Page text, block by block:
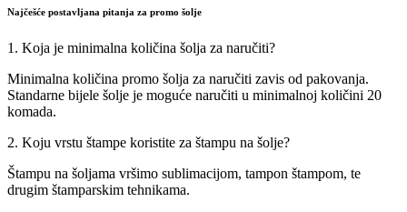
Najčešće postavljana pitanja za promo šolje
1. Koja je minimalna količina šolja za naručiti?
Minimalna količina promo šolja za naručiti zavis od pakovanja.
Standarne bijele šolje je moguće naručiti u minimalnoj količini 20
komada.
2. Koju vrstu štampe koristite za štampu na šolje?
Štampu na šoljama vršimo sublimacijom, tampon štampom, te
drugim štamparskim tehnikama.